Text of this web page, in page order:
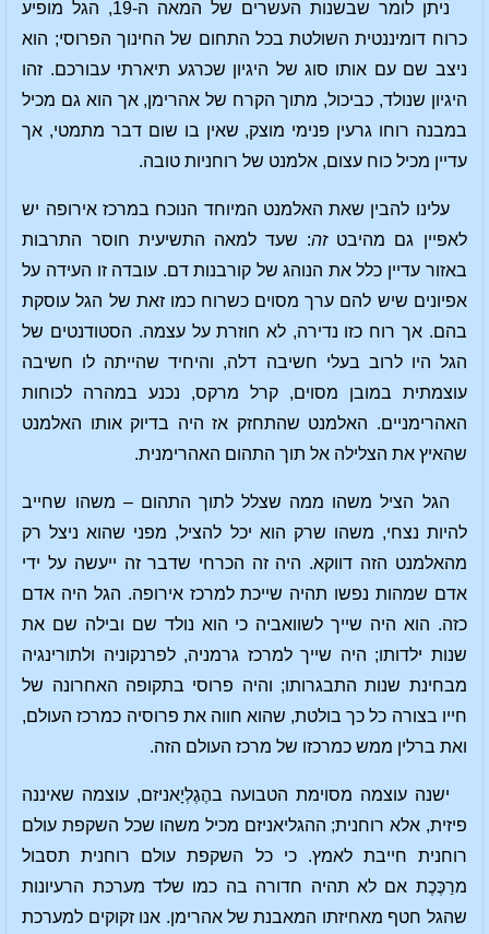
ניתן לומר שבשנות העשרים של המאה ה-19, הגל מופיע
כרוח דומיננטית השולטת בכל התחום של החינוך הפרוסי; הוא
ניצב שם עם אותו סוג של היגיון שכרגע תיארתי עבורכם. זהו
היגיון שנולד, כביכול, מתוך הקרח של אהרימן, אך הוא גם מכיל
במבנה רוחו גרעין פנימי מוצק, שאין בו שום דבר מתמטי, אך
עדיין מכיל כוח עצום, אלמנט של רוחניות טובה.
עלינו להבין שאת האלמנט המיוחד הנוכח במרכז אירופה יש
לאפיין גם מהיבטזה: שעד למאה התשיעית חוסר התרבות
באזור עדיין כלל את הנוהג של קורבנות דם. עובדה זו העידה על
אפיונים שיש להם ערך מסוים כשרוח כמו זאת של הגל עוסקת
בהם. אך רוח כזו נדירה, לא חוזרת על עצמה. הסטודנטים של
הגל היו לרוב בעלי חשיבה דלה, והיחיד שהייתה לו חשיבה
עוצמתית במובן מסוים, קרל מרקס, נכנע במהרה לכוחות
האהרימניים. האלמנט שהתחזק אז היה בדיוק אותו האלמנט
שהאיץ את הצלילה אל תוך התהום האהרימנית.
הגל הציל משהו ממה שצלל לתוך התהום – משהו שחייב
להיות נצחי, משהו שרק הוא יכל להציל, מפני שהוא ניצל רק
מהאלמנט הזה דווקא. היה זה הכרחי שדבר זה ייעשה על ידי
אדם שמהות נפשו תהיה שייכת למרכז אירופה. הגל היה אדם
כזה. הוא היה שייך לשוואביה כי הוא נולד שם ובילה שם את
שנות ילדותו; היה שייך למרכז גרמניה, לפרנקוניה ולתורינגיה
מבחינת שנות התבגרותו; והיה פרוסי בתקופה האחרונה של
חייו בצורה כל כך בולטת, שהוא חווה את פרוסיה כמרכז העולם,
ואת ברלין ממש כמרכזו של מרכז העולם הזה.
ישנה עוצמה מסוימת הטבועה בהֶגֶלְיָאניזם, עוצמה שאיננה
פיזית, אלא רוחנית; ההגליאניזם מכיל משהו שכל השקפת עולם
רוחנית חייבת לאמץ. כי כל השקפת עולם רוחנית תסבול
מרַכֶּכֶת אם לא תהיה חדורה בה כמו שלד מערכת הרעיונות
שהגל חטף מאחיזתו המאבנת של אהרימן. אנו זקוקים למערכת